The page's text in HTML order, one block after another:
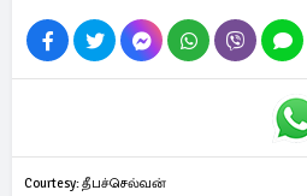
Courtesy: தீபச்செல்வன்